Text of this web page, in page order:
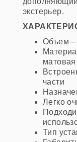
экстерьер.
Объем –
части
Легко
Тип